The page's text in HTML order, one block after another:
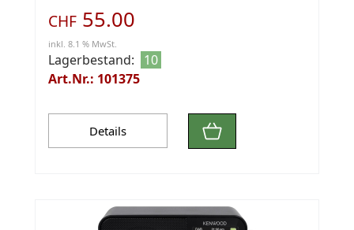
CHF 55.00
inkl. 8.1 % MwSt.
Lagerbestand:
10
Art.Nr.: 101375
Details